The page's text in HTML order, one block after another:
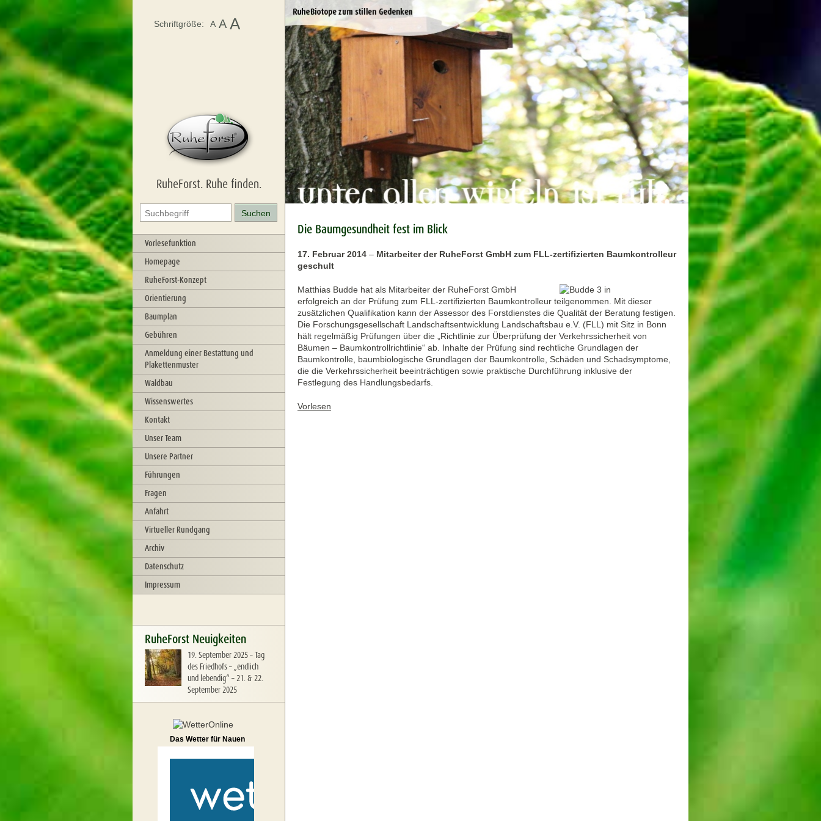
RuheForst. Ruhe finden.
Vorlesefunktion
Homepage
RuheForst-Konzept
Orientierung
Baumplan
Gebühren
Anmeldung einer Bestattung und
Plakettenmuster
Waldbau
Wissenswertes
Kontakt
Unser Team
Unsere Partner
Führungen
Fragen
Anfahrt
Virtueller Rundgang
Archiv
Datenschutz
Impressum
RuheForst Neuigkeiten
19. September 2025–Tag
des Friedhofs – „endlich
und lebendig“ – 21. & 22.
September 2025
Schriftgröße: A A A
Das Wetter für Nauen
Die Baumgesundheit fest im Blick
17. Februar 2014 – Mitarbeiter der RuheForst GmbH zum FLL-zertifizierten Baumkontrolleur
geschult
Matthias Budde hat als Mitarbeiter der RuheForst GmbH
erfolgreich an der Prüfung zum FLL-zertifizierten Baumkontrolleur teilgenommen. Mit dieser
zusätzlichen Qualifikation kann der Assessor des Forstdienstes die Qualität der Beratung festigen.
Die Forschungsgesellschaft Landschaftsentwicklung Landschaftsbau e.V. (FLL) mit Sitz in Bonn
hält regelmäßig Prüfungen über die „Richtlinie zur Überprüfung der Verkehrssicherheit von
Bäumen – Baumkontrollrichtlinie“ ab. Inhalte der Prüfung sind rechtliche Grundlagen der
Baumkontrolle, baumbiologische Grundlagen der Baumkontrolle, Schäden und Schadsymptome,
die die Verkehrssicherheit beeinträchtigen sowie praktische Durchführung inklusive der
Festlegung des Handlungsbedarfs.
Vorlesen